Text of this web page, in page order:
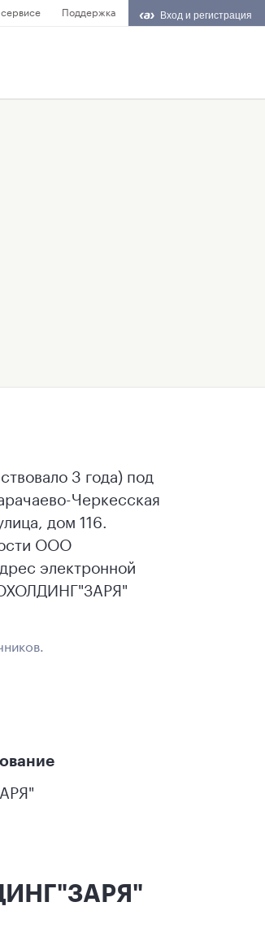
Поддержка Вход и регистрация
3 года) под
Черкесская
дом 116.
ООО
электронной